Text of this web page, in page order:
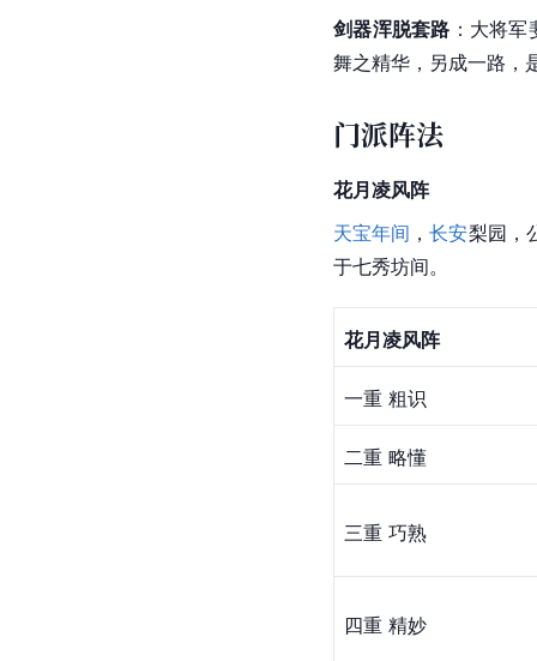
剑器浑脱套路 ：大将军
舞之精华，另成一路，
门派阵法
花月凌风阵
天宝年间 ，长安梨园，
于七秀坊间。
花月凌风阵
一重 粗识
二重 略懂
三重 巧熟
四重 精妙